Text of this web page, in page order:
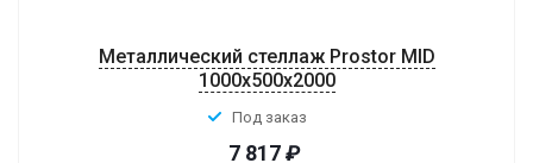
Металлический стеллаж Prostor MID
1000x500x2000
Под заказ
7 817₽